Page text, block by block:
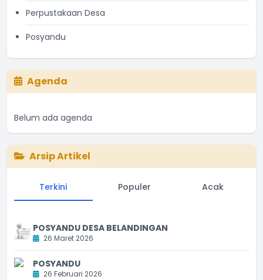
Perpustakaan Desa
Posyandu
Agenda
Belum ada agenda
Arsip Artikel
Terkini Populer Acak
POSYANDU DESA BELANDINGAN
26 Maret 2026
POSYANDU
26 Februari 2026